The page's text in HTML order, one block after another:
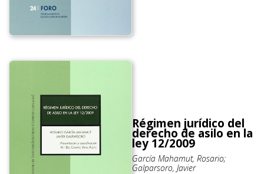
Régimen jurídico del
derecho de asilo en la
ley 12/2009
García Mahamut, Rosario;
Galparsoro, Javier